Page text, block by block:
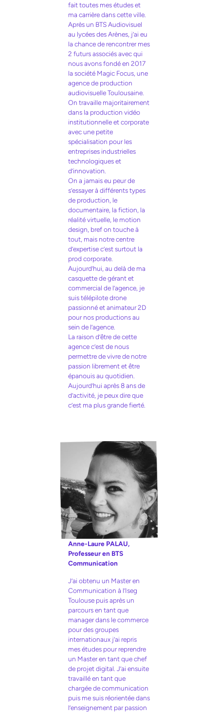
fait toutes mes études et
ma carrière dans cette ville.
Après un BTS Audiovisuel
au lycées des Arènes, j’ai eu
la chance de rencontrer mes
2 futurs associés avec qui
nous avons fondé en 2017
la société Magic Focus, une
agence de production
audiovisuelle Toulousaine.
On travaille majoritairement
dans la production vidéo
institutionnelle et corporate
avec une petite
spécialisation pour les
entreprises industrielles
technologiques et
d’innovation.
On a jamais eu peur de
s’essayer à différents types
de production, le
documentaire, la fiction, la
réalité virtuelle, le motion
design, bref on touche à
tout, mais notre centre
d’expertise c’est surtout la
prod corporate.
Aujourd’hui, au delà de ma
casquette de gérant et
commercial de l’agence, je
suis télépilote drone
passionné et animateur 2D
pour nos productions au
sein de l’agence.
La raison d’être de cette
agence c’est de nous
permettre de vivre de notre
passion librement et être
épanouis au quotidien.
Aujourd’hui après 8 ans de
d’activité, je peux dire que
c’est ma plus grande fierté.
Anne-Laure PALAU,
Professeur en BTS
Communication
J’ai obtenu un Master en
Communication à l’Iseg
Toulouse puis après un
parcours en tant que
manager dans le commerce
pour des groupes
internationaux j’ai repris
mes études pour reprendre
un Master en tant que chef
de projet digital. J’ai ensuite
travaillé en tant que
chargée de communication
puis me suis réorientée dans
l’enseignement par passion